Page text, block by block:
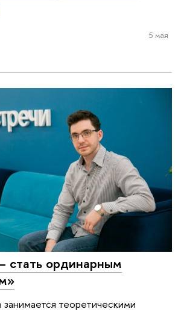
5 мая
стать ординарным
теоретическими